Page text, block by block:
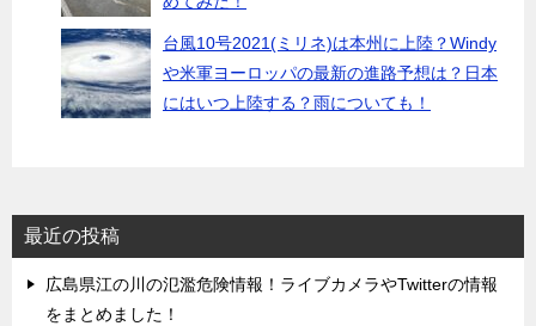
台風10号2021(ミリネ)は本州に上陸？Windy
や米軍ヨーロッパの最新の進路予想は？日本
にはいつ上陸する？雨についても！
最近の投稿
広島県江の川の氾濫危険情報！ライブカメラやTwitterの情報
をまとめました！